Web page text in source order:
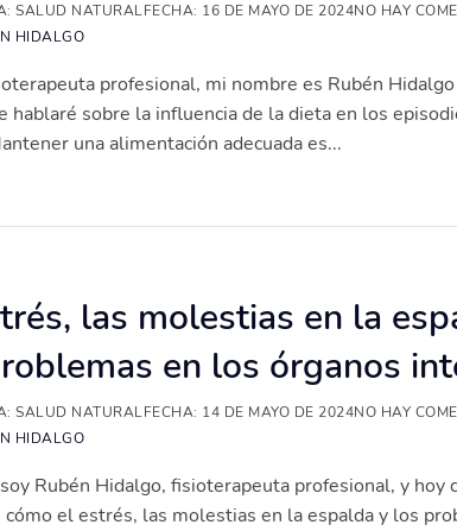
SALUD NATURALFECHA: 16 DE MAYO DE 2024NO HAY
HIDALGO
profesional, mi nombre es Rubén
hablaré sobre la influencia de la dieta en los
una alimentación adecuada es...
las molestias en la
en los órganos
SALUD NATURALFECHA: 14 DE MAYO DE 2024NO HAY
HIDALGO
Rubén Hidalgo, fisioterapeuta profesional, y hoy
cómo el estrés, las molestias en la espalda y los